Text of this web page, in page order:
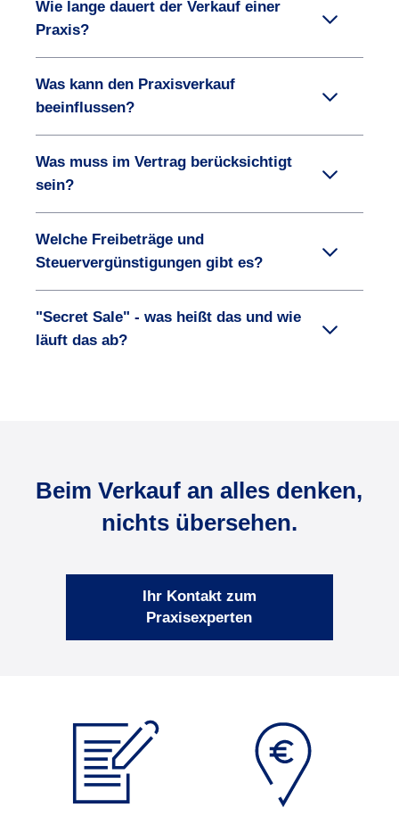
Wie lange dauert der Verkauf einer
Praxis?
Was kann den Praxisverkauf
beeinflussen?
Was muss im Vertrag berücksichtigt
sein?
Welche Freibeträge und
Steuervergünstigungen gibt es?
"Secret Sale" - was heißt das und wie
läuft das ab?
Beim Verkauf an alles denken,
nichts übersehen.
Ihr Kontakt zum
Praxisexperten